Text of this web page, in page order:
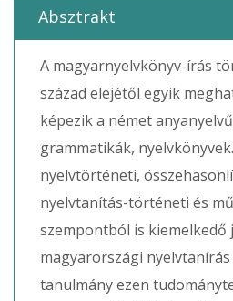
Absztrakt
A magyarnyelvkönyv-írás
század elejétől egyik
képezik a német
grammatikák,
nyelvtörténeti,
nyelvtanítás-történeti és
szempontból is kiemelkedő
magyarországi
tanulmány ezen